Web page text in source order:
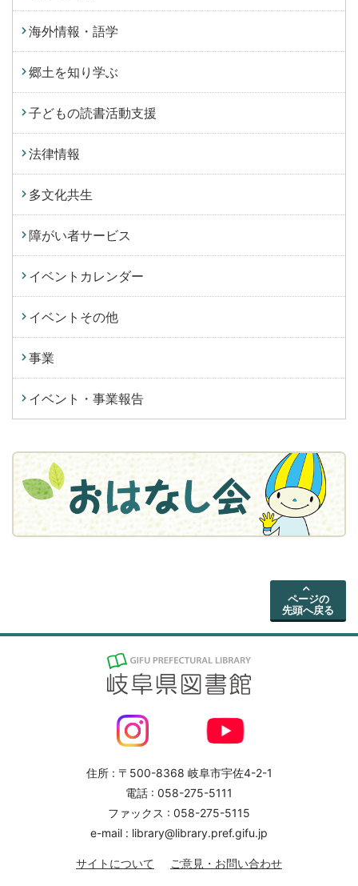
海外情報・語学
郷土を知り学ぶ
子どもの読書活動支援
法律情報
多文化共生
障がい者サービス
イベントカレンダー
イベントその他
事業
イベント・事業報告
ページの
先頭へ戻る
住所 : 〒500-8368 岐阜市宇佐4-2-1
電話 : 058-275-5111
ファックス : 058-275-5115
e-mail : library@library.pref.gifu.jp
サイトについて ご意見・お問い合わせ